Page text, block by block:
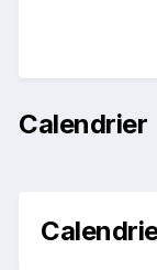
Calendrier